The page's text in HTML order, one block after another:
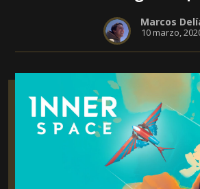
Marcos
10 marzo,